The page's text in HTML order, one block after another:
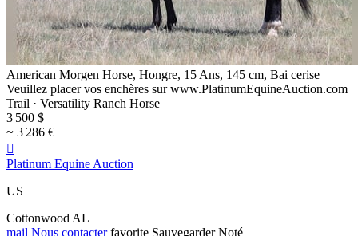
American Morgen Horse, Hongre, 15 Ans, 145 cm, Bai cerise
Veuillez placer vos enchères sur www.PlatinumEquineAuction.com
Trail · Versatility Ranch Horse
3 500 $
~ 3 286 €

Platinum Equine Auction
US
Cottonwood AL
mail Nous contacter favorite Sauvegarder Noté